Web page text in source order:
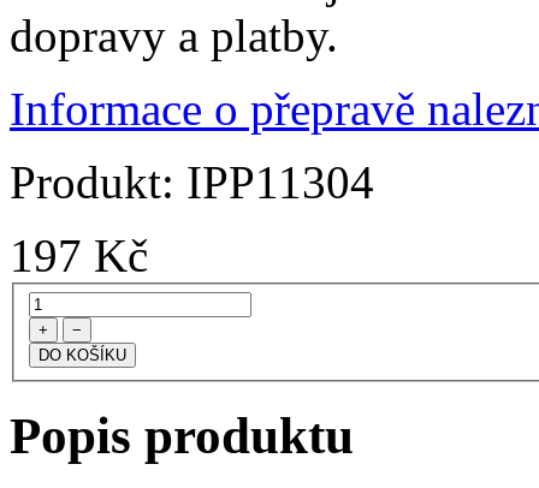
dopravy a platby.
Informace o přepravě
Produkt: IPP11304
197 Kč
+ −
Popis produktu